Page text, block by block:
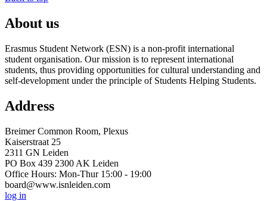
About us
Erasmus Student Network (ESN) is a non-profit international
student organisation. Our mission is to represent international
students, thus providing opportunities for cultural understanding and
self-development under the principle of Students Helping Students.
Address
Breimer Common Room, Plexus
Kaiserstraat 25
2311 GN Leiden
PO Box 439 2300 AK Leiden
Office Hours: Mon-Thur 15:00 - 19:00
board@www.isnleiden.com
log in